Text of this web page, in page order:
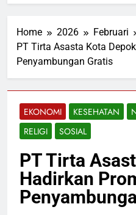
Home 2026 Februari
PT Tirta Asasta Kota
Penyambungan Gratis
EKONOMI KESEHATAN
RELIGI
SOSIAL
PT Tirta
Hadirkan